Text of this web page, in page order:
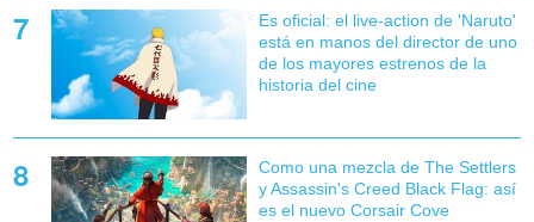
Es oficial: el live-action de 'Naruto'
está en manos del director de uno
de los mayores estrenos de la
historia del cine
Como una mezcla de The Settlers
y Assassin's Creed Black Flag: así
es el nuevo Corsair Cove